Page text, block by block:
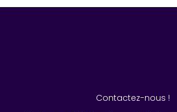
Contactez-nous !